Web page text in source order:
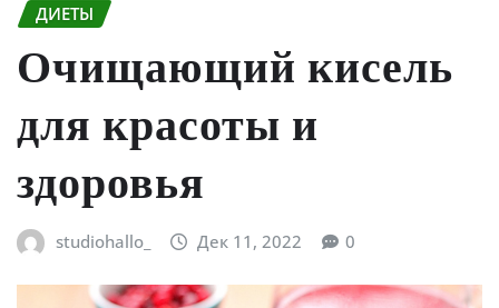
ДИЕТЫ
Очищающий кисель
для красоты и
здоровья
studiohallo_ Дек 11, 2022 0